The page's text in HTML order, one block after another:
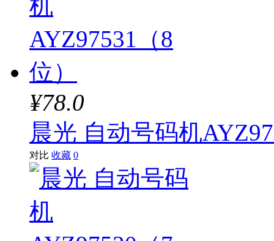
¥78.0
晨光 自动号码机
对比 收藏 0